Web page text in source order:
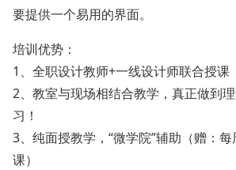
要提供一个易用的界面。
培训优势：
1、全职设计教师+一线设计师联合授课
2、教室与现场相结合教学，真正做到
习！
3、纯面授教学，“微学院”辅助（赠：
课）